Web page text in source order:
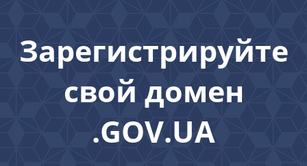
Зарегистрируйте
свой домен
.GOV.UA